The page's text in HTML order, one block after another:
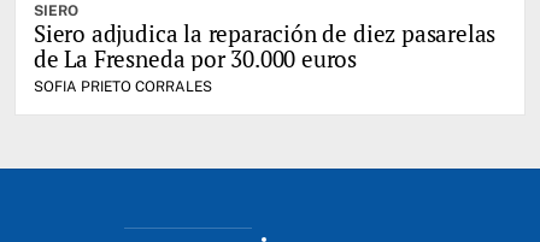
SIERO
Siero adjudica la reparación de diez pasarelas
de La Fresneda por 30.000 euros
SOFIA PRIETO CORRALES